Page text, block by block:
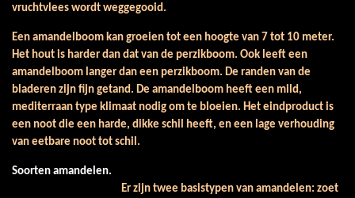
vruchtvlees wordt weggegooid.
Een amandelboom kan groeien tot een hoogte van 7 tot 10 meter.
Het hout is harder dan dat van de perzikboom. Ook leeft een
amandelboom langer dan een perzikboom. De randen van de
bladeren zijn fijn getand. De amandelboom heeft een mild,
mediterraan type klimaat nodig om te bloeien. Het eindproduct is
een noot die een harde, dikke schil heeft, en een lage verhouding
van eetbare noot tot schil.
Soorten amandelen.
Er zijn twee basistypen van amandelen: zoet